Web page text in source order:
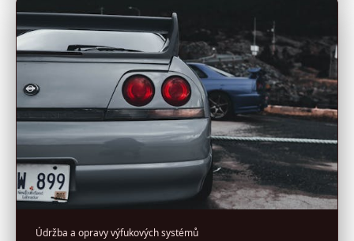
Údržba a opravy výfukových systémů